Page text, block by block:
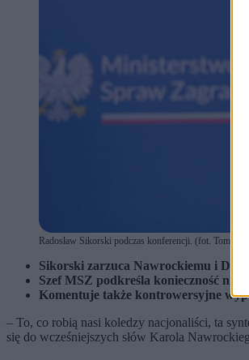
Radosław Sikorski podczas konferencji. (fot. Tomasz
Sikorski zarzuca Nawrockiemu i
Szef MSZ podkreśla konieczność
Komentuje także kontrowersyjne
– To, co robią nasi koledzy nacjonaliści, ta
się do wcześniejszych słów Karola